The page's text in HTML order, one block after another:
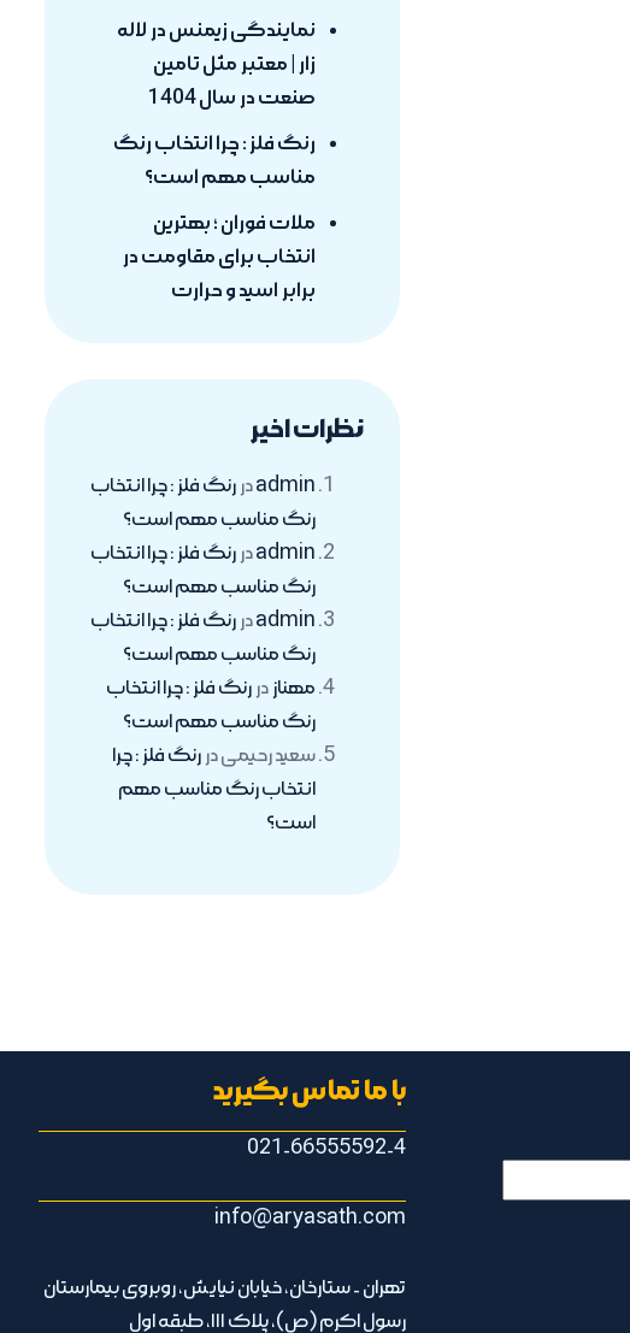
نمایندگی زیمنس در لاله
زار | معتبر مثل تامین
صنعت در سال 1404
رنگ فلز : چرا انتخاب رنگ
مناسب مهم است؟
ملات فوران ؛ بهترین
انتخاب برای مقاومت در
برابر اسید و حرارت
نظرات اخیر
adminدر رنگ فلز : چرا انتخاب
رنگ مناسب مهم است؟
adminدر رنگ فلز : چرا انتخاب
رنگ مناسب مهم است؟
adminدر رنگ فلز : چرا انتخاب
رنگ مناسب مهم است؟
مهناز در رنگ فلز : چرا انتخاب
رنگ مناسب مهم است؟
سعید رحیمیدر رنگ فلز : چرا
انتخاب رنگ مناسب مهم
است؟
با ما تماس بگیرید
021-66555592-4
info@aryasath.com
تهران - ستارخان، خیابان نیایش، روبروی بیمارستان
رسول اکرم (ص)، پلاک ۱۱۱، طبقه اول